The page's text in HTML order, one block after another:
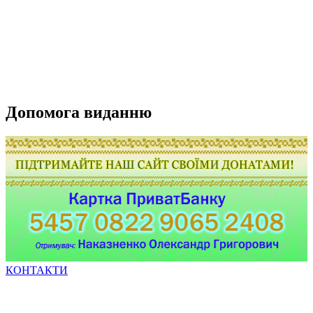
Допомога виданню
КОНТАКТИ